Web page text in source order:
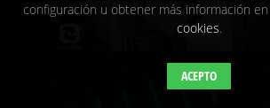
configuración u obtener más información
cookies.
ACEPTO